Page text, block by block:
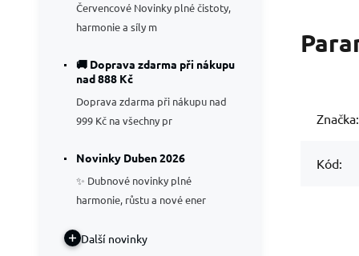
Značka:
Kód:
Červencové Novinky plné čistoty,
harmonie a síly m
🚚 Doprava zdarma při nákupu
nad 888 Kč
Doprava zdarma při nákupu nad
999 Kč na všechny pr
Novinky Duben 2026
✨ Dubnové novinky plné
harmonie, růstu a nové ener
Další novinky